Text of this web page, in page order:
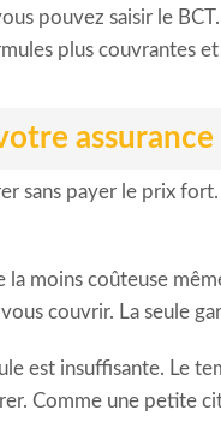
pouvez saisir le
plus couvrantes
assurance
sans payer le prix fort.
la moins coûteuse
couvrir. La seule
est insuffisante. Le
Comme une petite